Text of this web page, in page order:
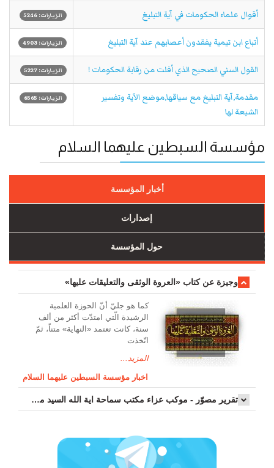
أقوال علماء الحكومات في آية التبليغ الزيارات: 5246
أتباع ابن تيمية يفقدون أعصابهم عند آية التبليغ الزيارات: 4903
القول السني الصحيح الذي أفلت من رقابة الحكومات ! الزيارات: 5227
مقدمة,آية التبليغ مع سياقها,موضع الآية وتفسير
الشيعة لها
الزيارات: 6565
مؤسسة السبطين عليهما السلام
أخبار المؤسسة
إصدارات
حول المؤسسة
وجیزة عن کتاب «العروة الوثقی والتعلیقات علیها»
کما هو جليّ أنّ الحوزة العلمیة
الرشیدة الّتي امتدّت أكثر من ألف
سنة، كانت تعتمد «النهاية» متناً، ثمّ
اتّخذت
المزيد...
اخبار مؤسسة السبطين عليهما السلام
تقرير مصوّر - موكب عزاء مکتب سماحة اية الله السيد مرتضى الموسوي الاصفهاني في يوم إستشهاد السيدة فاطم...